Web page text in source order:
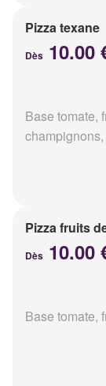
Pizza texane
Dès 10.00
Base tomate,
Pizza fruits
Dès 10.00
Base tomate,